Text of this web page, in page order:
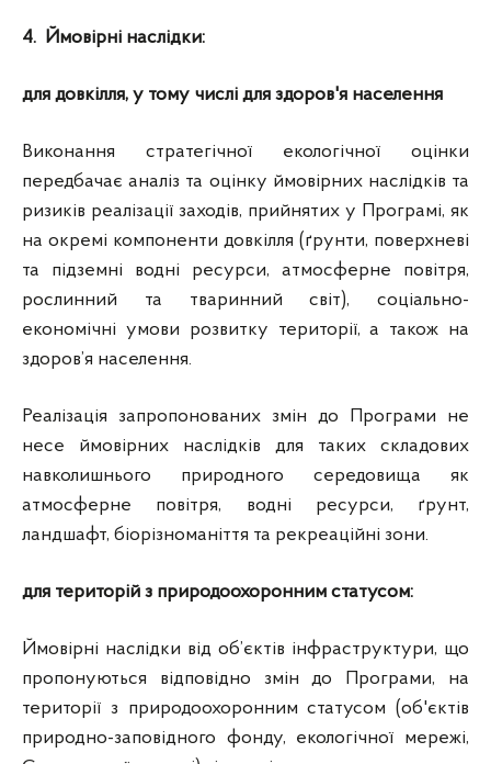
4. Ймовірні наслідки:
для довкілля, у тому числі для здоров'я населення
Виконання стратегічної екологічної оцінки
передбачає аналіз та оцінку ймовірних наслідків та
ризиків реалізації заходів, прийнятих у Програмі, як
на окремі компоненти довкілля (ґрунти, поверхневі
та підземні водні ресурси, атмосферне повітря,
рослинний та тваринний світ), соціально-
економічні умови розвитку території, а також на
здоров’я населення.
Реалізація запропонованих змін до Програми не
несе ймовірних наслідків для таких складових
навколишнього природного середовища як
атмосферне повітря, водні ресурси, ґрунт,
ландшафт, біорізноманіття та рекреаційні зони.
для територій з природоохоронним статусом:
Ймовірні наслідки від об’єктів інфраструктури, що
пропонуються відповідно змін до Програми, на
території з природоохоронним статусом (об'єктів
природно-заповідного фонду, екологічної мережі,